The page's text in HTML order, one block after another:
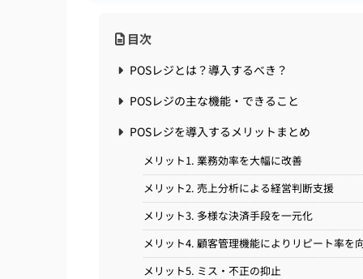
目次
POSレジとは？導入するべき？
POSレジの主な機能・できること
POSレジを導入するメリットまとめ
メリット1. 業務効率を大幅に改善
メリット2. 売上分析による経営判断支援
メリット3. 多様な決済手段を一元化
メリット4. 顧客管理機能によりリピート率を
メリット5. ミス・不正の抑止